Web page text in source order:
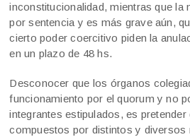
inconstitucionalidad, mientras que la
por sentencia y es más grave aún,
cierto poder coercitivo piden la
en un plazo de 48 hs.
Desconocer que los órganos
funcionamiento por el quorum y no
integrantes estipulados, es
compuestos por distintos y diversos